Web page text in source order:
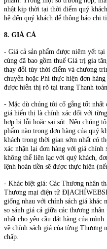
nhật kịp thời tại thời điểm quý
hệ đến quý khách để thông báo chi
8. GIÁ CẢ
- Giá cả sản phẩm được niêm yết
cùng đã bao gồm thuế Giá trị gia
thay đổi tùy thời điểm và chương
chuyển hoặc Phí thực hiện đơn
được hiển thị rõ tại trang Thanh
- Mặc dù chúng tôi cố gắng tốt nhất
giá hiển thị là chính xác đối với
hợp bị lỗi hoặc sai sót. Nếu chúng
phẩm nào trong đơn hàng của quý
khách trong thời gian sớm nhất có
xác nhận lại đơn hàng với giá chính
không thể liên lạc với quý khách,
lệnh hoàn tiền sẽ được thực hiện
- Khác biệt giá: Các Thương nhân
Thương mại điện tử
giống nhau với chính sách giá khác
so sánh giá cả giữa các thương
nhất cho yêu cầu đặt hàng của
về chính sách giá của từng Thương
chấp.